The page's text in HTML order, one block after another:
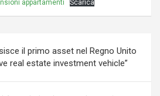
appartamenti
Scarica
il primo asset nel Regno Unito
real estate investment vehicle”